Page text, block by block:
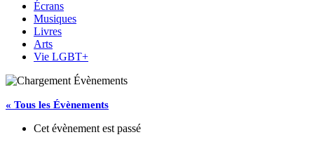
Écrans
Musiques
Livres
Arts
Vie LGBT+
« Tous les Évènements
Cet évènement est passé